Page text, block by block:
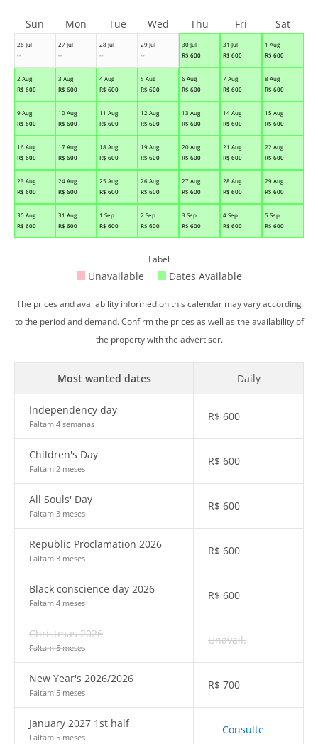
26 Jul
--
27 Jul
--
28 Jul
--
29 Jul
--
30 Jul
R$ 600
31 Jul
R$ 600
1 Aug
R$ 600
2 Aug
R$ 600
3 Aug
R$ 600
4 Aug
R$ 600
5 Aug
R$ 600
6 Aug
R$ 600
7 Aug
R$ 600
8 Aug
R$ 600
9 Aug
R$ 600
10 Aug
R$ 600
11 Aug
R$ 600
12 Aug
R$ 600
13 Aug
R$ 600
14 Aug
R$ 600
15 Aug
R$ 600
16 Aug
R$ 600
17 Aug
R$ 600
18 Aug
R$ 600
19 Aug
R$ 600
20 Aug
R$ 600
21 Aug
R$ 600
22 Aug
R$ 600
23 Aug
R$ 600
24 Aug
R$ 600
25 Aug
R$ 600
26 Aug
R$ 600
27 Aug
R$ 600
28 Aug
R$ 600
29 Aug
R$ 600
30 Aug
R$ 600
31 Aug
R$ 600
1 Sep
R$ 600
2 Sep
R$ 600
3 Sep
R$ 600
4 Sep
R$ 600
5 Sep
R$ 600
Sun Mon Tue Wed Thu Fri Sat
Label
Unavailable Dates Available
The prices and availability informed on this calendar may vary according
to the period and demand. Confirm the prices as well as the availability of
the property with the advertiser.
Most wanted dates Daily
Independency day
Faltam 4 semanas
R$ 600
Children's Day
Faltam 2 meses
R$ 600
All Souls' Day
Faltam 3 meses
R$ 600
Republic Proclamation 2026
Faltam 3 meses
R$ 600
Black conscience day 2026
Faltam 4 meses
R$ 600
Christmas 2026
Faltam 5 meses
Unavail.
New Year's 2026/2026
Faltam 5 meses
R$ 700
January 2027 1st half
Faltam 5 meses
Consulte